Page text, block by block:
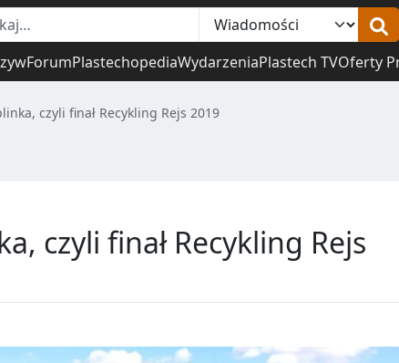
ForumPlastechopediaWydarzeniaPlastech TVOferty
czyli finał Recykling Rejs 2019
czyli finał Recykling Rejs